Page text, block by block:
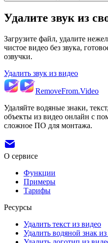
Удалите звук из
Загрузите файл, удалите
чистое видео без звука,
озвучки.
Удалить звук из видео
RemoveFrom.Video
Удаляйте водяные знаки,
объекты из видео онлайн с
сложное ПО для монтажа.
О сервисе
Функции
Примеры
Тарифы
Ресурсы
Удалить текст из видео
Удалить водяной знак